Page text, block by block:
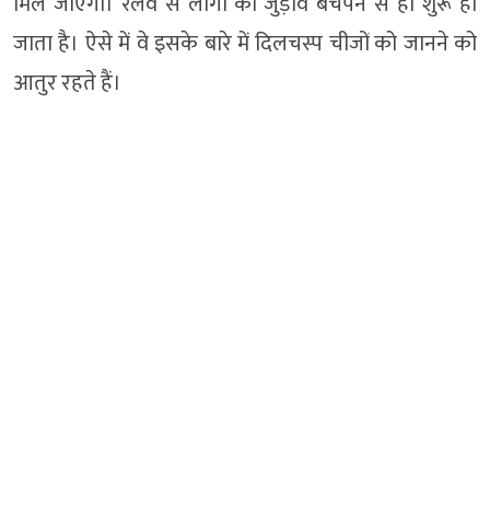
जाता है। ऐसे में वे इसके बारे में दिलचस्प चीजों को जानने को
आतुर रहते हैं।